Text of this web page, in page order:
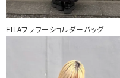
FILAフラワーショルダーバッグ